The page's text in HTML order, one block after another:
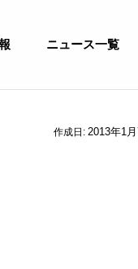
ニュース一覧
作成日: 2013年1